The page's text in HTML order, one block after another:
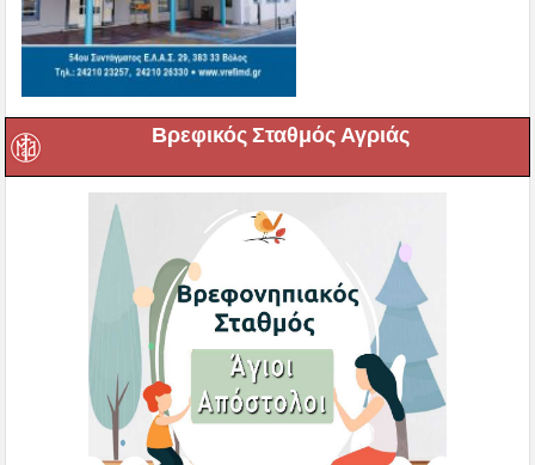
Βρεφικός Σταθμός Αγριάς